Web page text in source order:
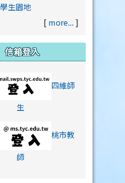
生園地
[ more... ]
信箱登入
四維師
生link to https://
桃市教
師link to https://